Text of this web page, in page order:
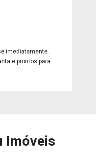
imediatamente.
e prontos para
Imóveis